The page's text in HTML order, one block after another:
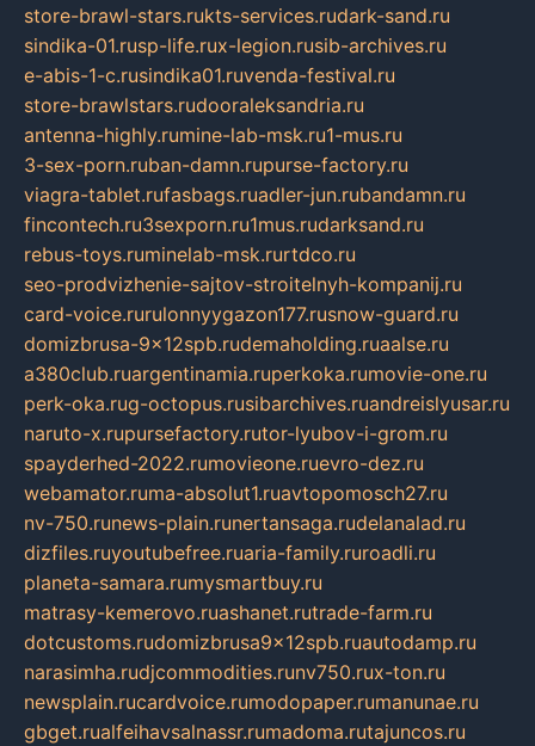
store-brawl-stars.rukts-services.rudark-sand.ru
sindika-01.rusp-life.rux-legion.rusib-archives.ru
e-abis-1-c.rusindika01.ruvenda-festival.ru
store-brawlstars.rudooraleksandria.ru
antenna-highly.rumine-lab-msk.ru1-mus.ru
3-sex-porn.ruban-damn.rupurse-factory.ru
viagra-tablet.rufasbags.ruadler-jun.rubandamn.ru
fincontech.ru3sexporn.ru1mus.rudarksand.ru
rebus-toys.ruminelab-msk.rurtdco.ru
seo-prodvizhenie-sajtov-stroitelnyh-kompanij.ru
card-voice.rurulonnyygazon177.rusnow-guard.ru
domizbrusa-9x12spb.rudemaholding.ruaalse.ru
a380club.ruargentinamia.ruperkoka.rumovie-one.ru
perk-oka.rug-octopus.rusibarchives.ruandreislyusar.ru
naruto-x.rupursefactory.rutor-lyubov-i-grom.ru
spayderhed-2022.rumovieone.ruevro-dez.ru
webamator.ruma-absolut1.ruavtopomosch27.ru
nv-750.runews-plain.runertansaga.rudelanalad.ru
dizfiles.ruyoutubefree.ruaria-family.ruroadli.ru
planeta-samara.rumysmartbuy.ru
matrasy-kemerovo.ruashanet.rutrade-farm.ru
dotcustoms.rudomizbrusa9x12spb.ruautodamp.ru
narasimha.rudjcommodities.runv750.rux-ton.ru
newsplain.rucardvoice.rumodopaper.rumanunae.ru
gbget.rualfeihavsalnassr.rumadoma.rutajuncos.ru